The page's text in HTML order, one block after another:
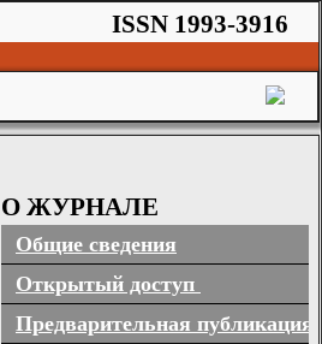
ISSN 1993-3916
О ЖУРНАЛЕ
Общие сведения
Открытый доступ
Предварительная публикация